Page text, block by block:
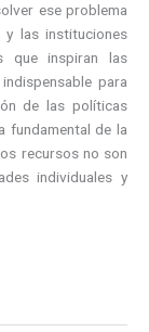
ese problema
y las instituciones
que inspiran las
para
de las políticas
fundamental de la
recursos no son
individuales y